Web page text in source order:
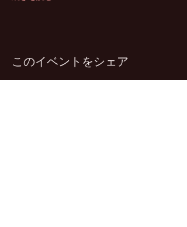
このイベントをシェア